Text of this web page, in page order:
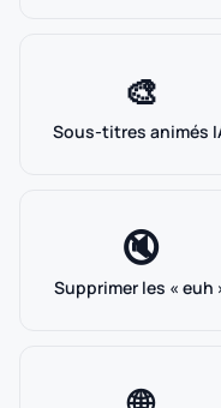
🎨
Sous-titres animés
🔇
Supprimer les « euh